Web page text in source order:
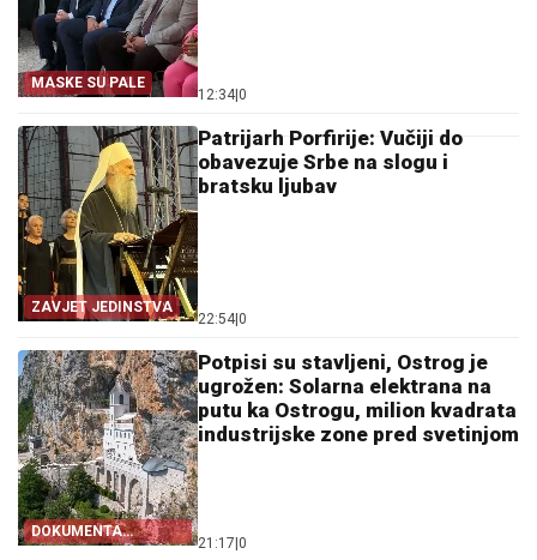
MASKE SU PALE
12:34 0
ZAVJET JEDINSTVA
Patrijarh Porfirije: Vučiji do
obavezuje Srbe na slogu i
bratsku ljubav
22:54 0
DOKUMENTA
OTKRIVAJU
Potpisi su stavljeni, Ostrog je
ugrožen: Solarna elektrana na
putu ka Ostrogu, milion kvadrata
industrijske zone pred svetinjom
21:17 0